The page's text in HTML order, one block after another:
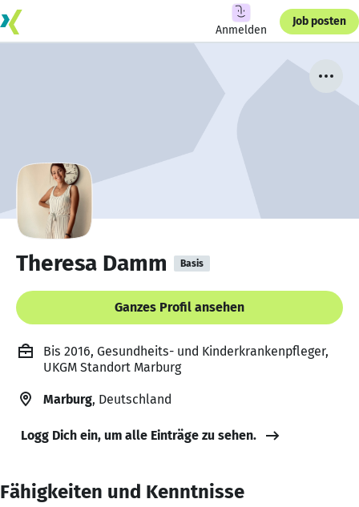
Anmelden
Job posten
Theresa Damm Basis
Ganzes Profil ansehen
Bis 2016, Gesundheits- und Kinderkrankenpfleger,
UKGM Standort Marburg
Marburg, Deutschland
Logg Dich ein, um alle Einträge zu sehen.
Fähigkeiten und Kenntnisse